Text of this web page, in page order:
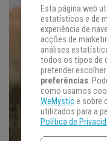
Esta página web
estatísticos e de
experiência de
acções de
análises
todos os tipos de
pretender
preferências.
como usamos
WeMystice sobre
utilizados para a
Política de